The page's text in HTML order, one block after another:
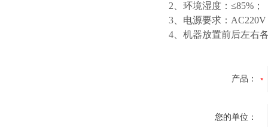
2、环境湿度：≤85%；
3、电源要求：
4、机器放置前后左右
产品：
您的单位：